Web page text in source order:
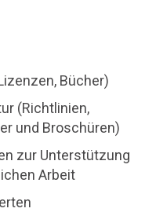
Bücher)
(Richtlinien,
und Broschüren)
zur Unterstützung
Arbeit